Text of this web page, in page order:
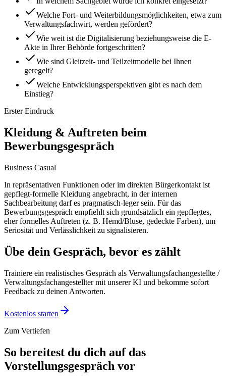
Welche Fort- und Weiterbildungsmöglichkeiten, etwa zum
Verwaltungsfachwirt, werden gefördert?
Wie weit ist die Digitalisierung beziehungsweise die E-
Akte in Ihrer Behörde fortgeschritten?
Wie sind Gleitzeit- und Teilzeitmodelle bei Ihnen
geregelt?
Welche Entwicklungsperspektiven gibt es nach dem
Einstieg?
Erster Eindruck
Kleidung & Auftreten beim
Bewerbungsgespräch
Business Casual
In repräsentativen Funktionen oder im direkten Bürgerkontakt ist
gepflegt-formelle Kleidung angebracht, in der internen
Sachbearbeitung darf es pragmatisch-leger sein. Für das
Bewerbungsgespräch empfiehlt sich grundsätzlich ein gepflegtes,
eher formelles Auftreten (z. B. Hemd/Bluse, gedeckte Farben), um
Seriosität und Verlässlichkeit zu signalisieren.
Übe dein Gespräch, bevor es zählt
Trainiere ein realistisches Gespräch als Verwaltungsfachangestellte /
Verwaltungsfachangestelltermit unserer KI und bekomme sofort
Feedback zu deinen Antworten.
Kostenlos starten
Zum Vertiefen
So bereitest du dich auf das
Vorstellungsgespräch vor